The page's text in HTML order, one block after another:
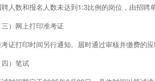
人数和报名人数未达到1:3比例的岗位，由招聘
三）网上打印准考证
证打印时间另行通知。届时通过审核并缴费的
四）笔试